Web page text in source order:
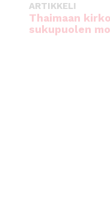
ARTIKKELI
Thaimaan
sukupuolen